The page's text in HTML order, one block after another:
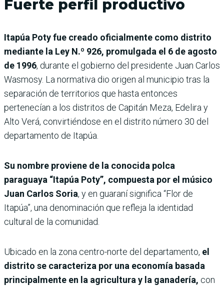
Fuerte perfil productivo
Itapúa Poty fue creado oficialmente como distrito
mediante la Ley N.º 926, promulgada el 6 de agosto
de 1996, durante el gobierno del presidente Juan Carlos
Wasmosy. La normativa dio origen al municipio tras la
separación de territorios que hasta entonces
pertenecían a los distritos de Capitán Meza, Edelira y
Alto Verá, convirtiéndose en el distrito número 30 del
departamento de Itapúa.
Su nombre proviene de la conocida polca
paraguaya “Itapúa Poty”, compuesta por el músico
Juan Carlos Soria, y en guaraní significa “Flor de
Itapúa”, una denominación que refleja la identidad
cultural de la comunidad.
Ubicado en la zona centro-norte del departamento, el
distrito se caracteriza por una economía basada
principalmente en la agricultura y la ganadería, con